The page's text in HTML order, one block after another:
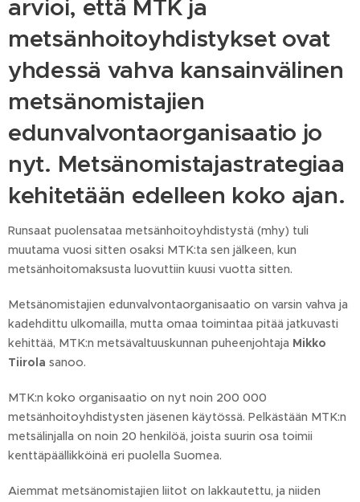
arvioi, että MTK ja
metsänhoitoyhdistykset ovat
yhdessä vahva kansainvälinen
metsänomistajien
edunvalvontaorganisaatio jo
nyt. Metsänomistajastrategiaa
kehitetään edelleen koko ajan.
Runsaat puolensataa metsänhoitoyhdistystä (mhy) tuli
muutama vuosi sitten osaksi MTK:ta sen jälkeen, kun
metsänhoitomaksusta luovuttiin kuusi vuotta sitten.
Metsänomistajien edunvalvontaorganisaatio on varsin vahva ja
kadehdittu ulkomailla, mutta omaa toimintaa pitää jatkuvasti
kehittää, MTK:n metsävaltuuskunnan puheenjohtaja Mikko
Tiirola sanoo.
MTK:n koko organisaatio on nyt noin 200 000
metsänhoitoyhdistysten jäsenen käytössä. Pelkästään MTK:n
metsälinjalla on noin 20 henkilöä, joista suurin osa toimii
kenttäpäällikköinä eri puolella Suomea.
Aiemmat metsänomistajien liitot on lakkautettu, ja niiden